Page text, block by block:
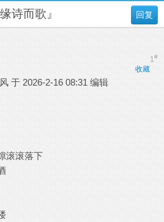
回复
缘诗而歌』
1#
收藏
于 2026-2-16 08:31 编辑
滚滚落下